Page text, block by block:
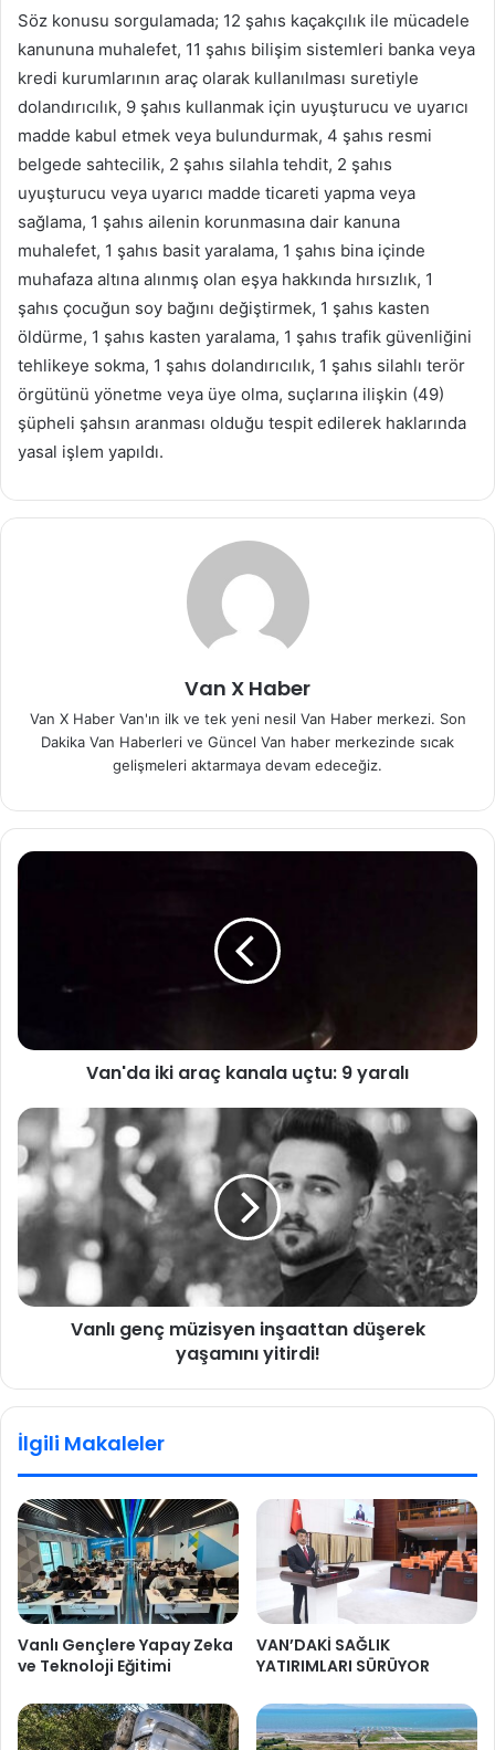
Söz konusu sorgulamada; 12 şahıs kaçakçılık ile mücadele
kanununa muhalefet, 11 şahıs bilişim sistemleri banka veya
kredi kurumlarının araç olarak kullanılması suretiyle
dolandırıcılık, 9 şahıs kullanmak için uyuşturucu ve uyarıcı
madde kabul etmek veya bulundurmak, 4 şahıs resmi
belgede sahtecilik, 2 şahıs silahla tehdit, 2 şahıs
uyuşturucu veya uyarıcı madde ticareti yapma veya
sağlama, 1 şahıs ailenin korunmasına dair kanuna
muhalefet, 1 şahıs basit yaralama, 1 şahıs bina içinde
muhafaza altına alınmış olan eşya hakkında hırsızlık, 1
şahıs çocuğun soy bağını değiştirmek, 1 şahıs kasten
öldürme, 1 şahıs kasten yaralama, 1 şahıs trafik güvenliğini
tehlikeye sokma, 1 şahıs dolandırıcılık, 1 şahıs silahlı terör
örgütünü yönetme veya üye olma, suçlarına ilişkin (49)
şüpheli şahsın aranması olduğu tespit edilerek haklarında
yasal işlem yapıldı.
Van X Haber
Van X Haber Van'ın ilk ve tek yeni nesil Van Haber merkezi. Son
Dakika Van Haberleri ve Güncel Van haber merkezinde sıcak
gelişmeleri aktarmaya devam edeceğiz.
Van'da iki araç kanala uçtu: 9 yaralı
Vanlı genç müzisyen inşaattan düşerek
yaşamını yitirdi!
İlgili Makaleler
Vanlı Gençlere Yapay Zeka
ve Teknoloji Eğitimi
VAN’DAKİ SAĞLIK
YATIRIMLARI SÜRÜYOR